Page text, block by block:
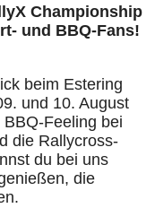
Championship
und BBQ-Fans!
beim Estering
und 10. August
Feeling bei
die Rallycross-
du bei uns
die